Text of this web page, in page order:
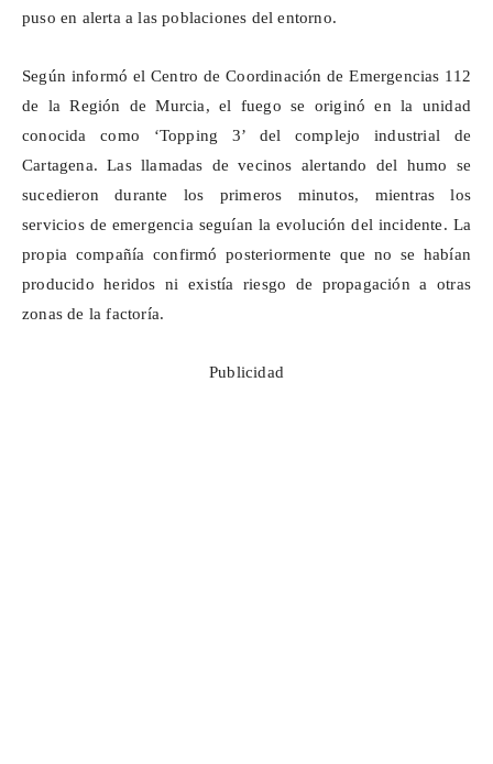
puso en alerta a las poblaciones del entorno.
Según informó el Centro de Coordinación de Emergencias 112
de la Región de Murcia, el fuego se originó en la unidad
conocida como ‘Topping 3’ del complejo industrial de
Cartagena. Las llamadas de vecinos alertando del humo se
sucedieron durante los primeros minutos, mientras los
servicios de emergencia seguían la evolución del incidente. La
propia compañía confirmó posteriormente que no se habían
producido heridos ni existía riesgo de propagación a otras
zonas de la factoría.
Publicidad